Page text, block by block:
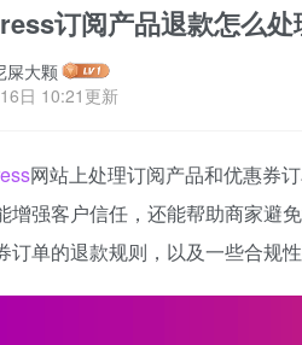
订阅产品退款怎么
屎大颗
日 10:21更新
网站上处理订阅产品和优惠券
增强客户信任，还能帮助商家避
订单的退款规则，以及一些合规